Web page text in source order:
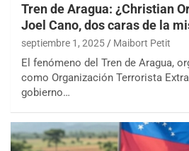
Tren de Aragua: ¿Christian
Joel Cano, dos caras de la
septiembre 1, 2025 Maibort Petit
El fenómeno del Tren de Aragua,
como Organización Terrorista
gobierno…